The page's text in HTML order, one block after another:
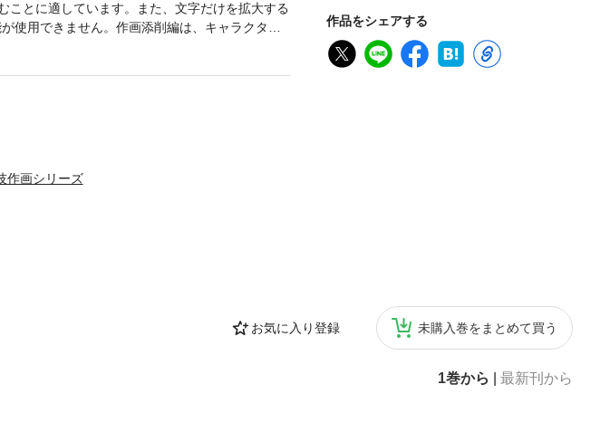
作品をシェアする
お気に入り登録 未購入巻をまとめて買う
1巻から 最新刊から
とに適しています。また、文字だけを拡大する
使用できません。作画添削編は、キャラクタ
内、学校、動きのあるシーン、キービジュア
は伝記的にその来歴を示します。続いては技術
して描き続けるためのマインドセットについて
き情報を掲載します。
画シリーズ